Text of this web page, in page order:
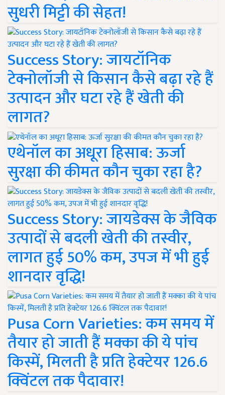
सुधरी मिट्टी की सेहत!
Success Story: जायटॉनिक
टेक्नोलॉजी से किसान कैसे बढ़ा रहे हैं
उत्पादन और घटा रहे हैं खेती की
लागत?
एथेनॉल का अधूरा हिसाब: ऊर्जा
सुरक्षा की कीमत कौन चुका रहा है?
Success Story: जायडेक्स के जैविक
उत्पादों से बदली खेती की तस्वीर,
लागत हुई 50% कम, उपज में भी हुई
शानदार वृद्धि!
Pusa Corn Varieties: कम समय में
तैयार हो जाती हैं मक्का की ये पांच
किस्में, मिलती है प्रति हेक्टेयर 126.6
क्विंटल तक पैदावार!